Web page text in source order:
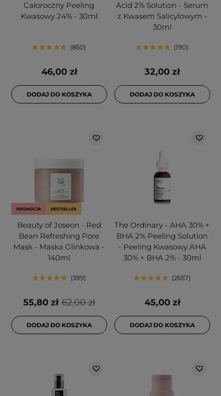
Całoroczny Peeling
Kwasowy 24% - 30ml
850
46,00 zł
DODAJ DO KOSZYKA
Acid 2% Solution - Serum
z Kwasem Salicylowym -
30ml
190
32,00 zł
DODAJ DO KOSZYKA
PROMOCJA BESTSELLER
Beauty of Joseon - Red
Bean Refreshing Pore
Mask - Maska Glinkowa -
140ml
399
62,00 zł
55,80 zł
DODAJ DO KOSZYKA
The Ordinary - AHA 30% +
BHA 2% Peeling Solution
- Peeling Kwasowy AHA
30% + BHA 2% - 30ml
2657
45,00 zł
DODAJ DO KOSZYKA